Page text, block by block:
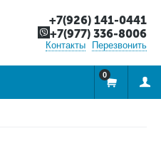
+7(926) 141-0441
+7(977) 336-8006
Контакты Перезвонить
0